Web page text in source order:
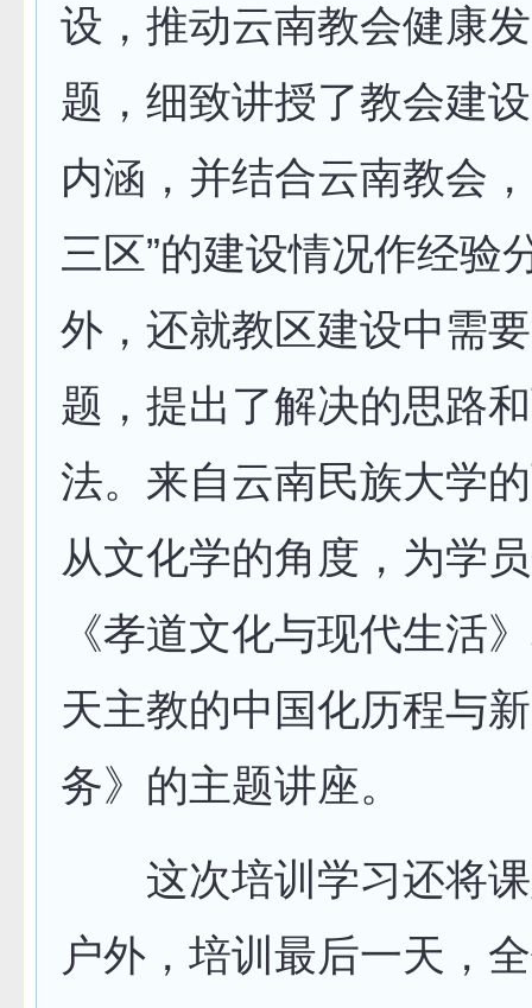
设，推动云南教会健康
题，细致讲授了教会建
内涵，并结合云南教会
三区”的建设情况作经验
外，还就教区建设中需
题，提出了解决的思路
法。来自云南民族大学
从文化学的角度，为学
《孝道文化与现代生活
天主教的中国化历程与
务》的主题讲座。
这次培训学习还将课
户外，培训最后一天，